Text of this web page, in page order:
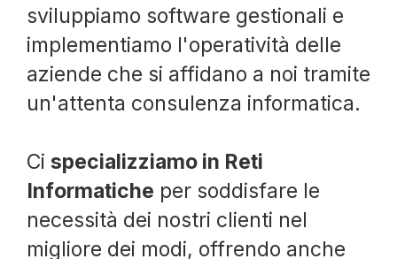
sviluppiamo software gestionali e
implementiamo l'operatività delle
aziende che si affidano a noi tramite
un'attenta consulenza informatica.
Ci specializziamo in Reti
Informatiche per soddisfare le
necessità dei nostri clienti nel
migliore dei modi, offrendo anche